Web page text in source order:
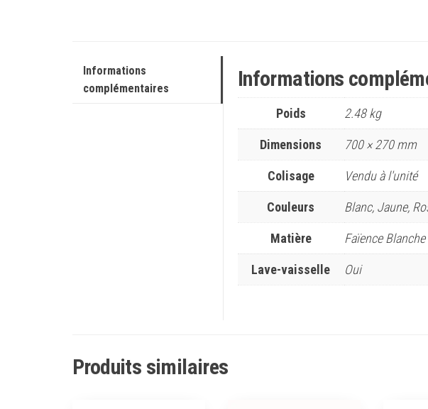
Informations
complémentaires
Informations
Poids 2.48 kg
Dimensions 700 × 270 mm
Colisage Vendu à l'unité
Couleurs Blanc, Jaune,
Matière Faïence Blanche
Lave-vaisselle Oui
Produits similaires